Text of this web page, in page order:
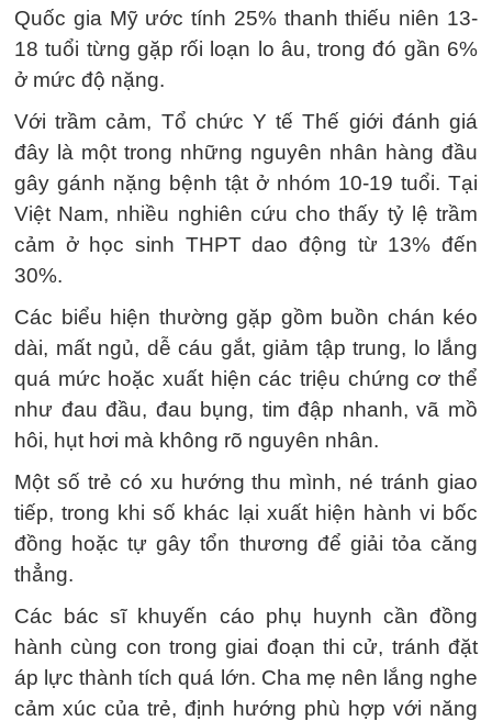
Quốc gia Mỹ ước tính 25% thanh thiếu niên 13-
18 tuổi từng gặp rối loạn lo âu, trong đó gần 6%
ở mức độ nặng.
Với trầm cảm, Tổ chức Y tế Thế giới đánh giá
đây là một trong những nguyên nhân hàng đầu
gây gánh nặng bệnh tật ở nhóm 10-19 tuổi. Tại
Việt Nam, nhiều nghiên cứu cho thấy tỷ lệ trầm
cảm ở học sinh THPT dao động từ 13% đến
30%.
Các biểu hiện thường gặp gồm buồn chán kéo
dài, mất ngủ, dễ cáu gắt, giảm tập trung, lo lắng
quá mức hoặc xuất hiện các triệu chứng cơ thể
như đau đầu, đau bụng, tim đập nhanh, vã mồ
hôi, hụt hơi mà không rõ nguyên nhân.
Một số trẻ có xu hướng thu mình, né tránh giao
tiếp, trong khi số khác lại xuất hiện hành vi bốc
đồng hoặc tự gây tổn thương để giải tỏa căng
thẳng.
Các bác sĩ khuyến cáo phụ huynh cần đồng
hành cùng con trong giai đoạn thi cử, tránh đặt
áp lực thành tích quá lớn. Cha mẹ nên lắng nghe
cảm xúc của trẻ, định hướng phù hợp với năng